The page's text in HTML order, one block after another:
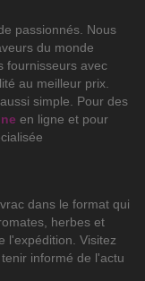
passionnés. Nous
du monde
fournisseurs avec
au meilleur prix.
simple. Pour des
en ligne et pour
dans le format qui
herbes et
l'expédition. Visitez
informé de l'actu